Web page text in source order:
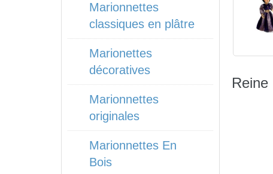
Marionnettes
classiques en plâtre
Marionettes
décoratives
Marionnettes
originales
Marionnettes En
Bois